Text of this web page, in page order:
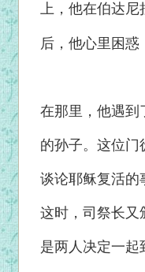
上，他在伯达尼
后，他心里困
在那里，他遇
的孙子。这位门
谈论耶稣复活的
这时，司祭长又
是两人决定一起